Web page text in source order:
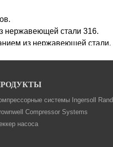
нержавеющей стали 316.
из нержавеющей стали.
системы Ingersoll Rand
Compressor Systems
насоса